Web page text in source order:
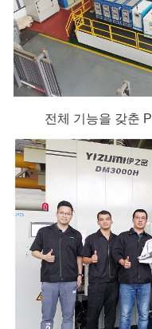
전체 기능을 갖춘